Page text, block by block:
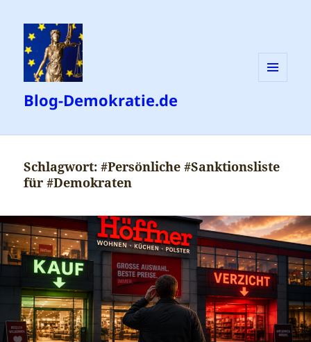
Blog-Demokratie.de
Schlagwort:#Persönliche #Sanktionsliste
für #Demokraten